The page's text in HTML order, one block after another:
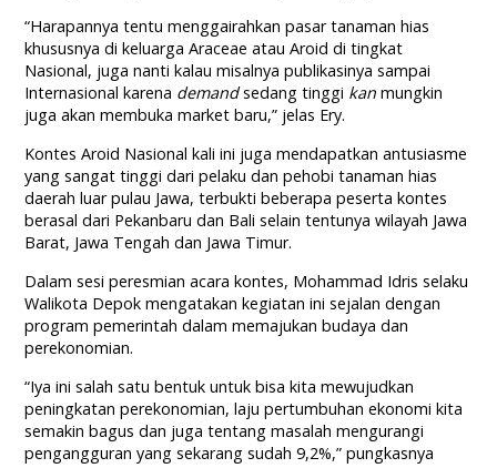
“Harapannya tentu menggairahkan pasar tanaman hias
khususnya di keluarga Araceae atau Aroid di tingkat
Nasional, juga nanti kalau misalnya publikasinya sampai
Internasional karena demandsedang tinggi kan mungkin
juga akan membuka market baru,” jelas Ery.
Kontes Aroid Nasional kali ini juga mendapatkan antusiasme
yang sangat tinggi dari pelaku dan pehobi tanaman hias
daerah luar pulau Jawa, terbukti beberapa peserta kontes
berasal dari Pekanbaru dan Bali selain tentunya wilayah Jawa
Barat, Jawa Tengah dan Jawa Timur.
Dalam sesi peresmian acara kontes, Mohammad Idris selaku
Walikota Depok mengatakan kegiatan ini sejalan dengan
program pemerintah dalam memajukan budaya dan
perekonomian.
“Iya ini salah satu bentuk untuk bisa kita mewujudkan
peningkatan perekonomian, laju pertumbuhan ekonomi kita
semakin bagus dan juga tentang masalah mengurangi
pengangguran yang sekarang sudah 9,2%,” pungkasnya